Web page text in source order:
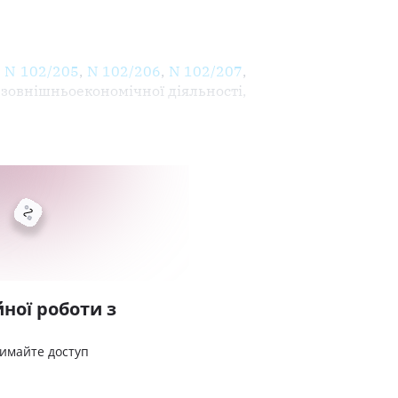
N 102/205, N 102/206, N 102/207,
діяльності,
роботи з
доступ